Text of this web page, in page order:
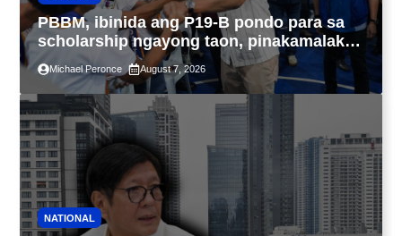
PBBM, ibinida ang P19-B pondo para sa
scholarship ngayong taon, pinakamalaki
sa kasaysayan ng TESDA
Michael Peronce August 7, 2026
NATIONAL